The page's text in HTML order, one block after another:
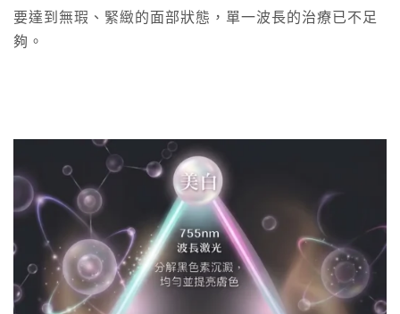
要達到無瑕、緊緻的面部狀態，單一波長的治療已不足
夠。